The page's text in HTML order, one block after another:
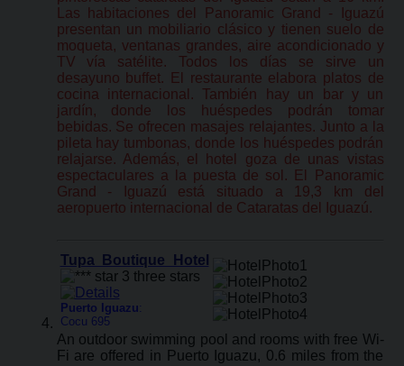
Las habitaciones del Panoramic Grand - Iguazú
presentan un mobiliario clásico y tienen suelo de
moqueta, ventanas grandes, aire acondicionado y
TV vía satélite. Todos los días se sirve un
desayuno buffet. El restaurante elabora platos de
cocina internacional. También hay un bar y un
jardín, donde los huéspedes podrán tomar
bebidas. Se ofrecen masajes relajantes. Junto a la
pileta hay tumbonas, donde los huéspedes podrán
relajarse. Además, el hotel goza de unas vistas
espectaculares a la puesta de sol. El Panoramic
Grand - Iguazú está situado a 19,3 km del
aeropuerto internacional de Cataratas del Iguazú.
Tupa Boutique Hotel
Puerto Iguazu:
Cocu 695
An outdoor swimming pool and rooms with free Wi-
Fi are offered in Puerto Iguazu, 0.6 miles from the